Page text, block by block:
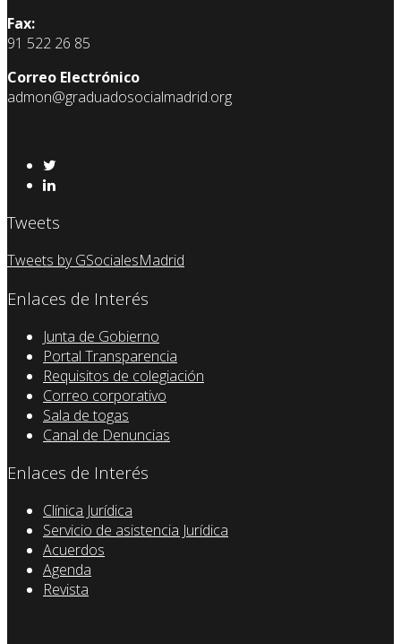
Fax:
91 522 26 85
Correo Electrónico
admon@graduadosocialmadrid.org
Tweets
Tweets by GSocialesMadrid
Enlaces de Interés
Junta de Gobierno
Portal Transparencia
Requisitos de colegiación
Correo corporativo
Sala de togas
Canal de Denuncias
Enlaces de Interés
Clínica Jurídica
Servicio de asistencia Jurídica
Acuerdos
Agenda
Revista